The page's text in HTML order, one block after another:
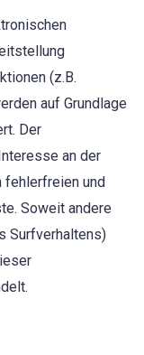
(z.B.
auf Grundlage
Der
an der
fehlerfreien und
Soweit andere
Surfverhaltens)